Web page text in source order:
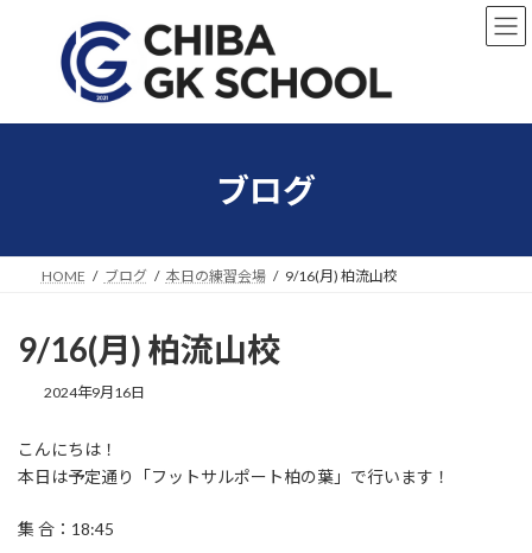
へ
ョ
ブログ
HOME ブログ 本日の練習会場 9/16(月) 柏流山校
9/16(月) 柏流山校
2024年9月16日
こんにちは！
本日は予定通り「フットサルポート柏の葉」で行います！
集 合：18:45